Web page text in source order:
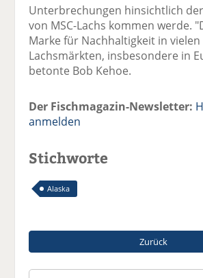
Unterbrechungen hinsichtlich
von MSC-Lachs kommen werde.
Marke für Nachhaltigkeit in vielen
Lachsmärkten, insbesondere in
betonte Bob Kehoe.
Der Fischmagazin-Newsletter:
anmelden
Stichworte
Alaska
Zurück